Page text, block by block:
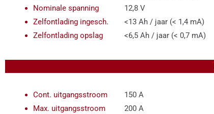
Nominale spanning
Zelfontlading ingesch.
Zelfontlading opslag
12,8 V
<13 Ah / jaar (< 1,4 mA)
<6,5 Ah / jaar (< 0,7 mA)
Cont. uitgangsstroom
Max. uitgangsstroom
150 A
200 A